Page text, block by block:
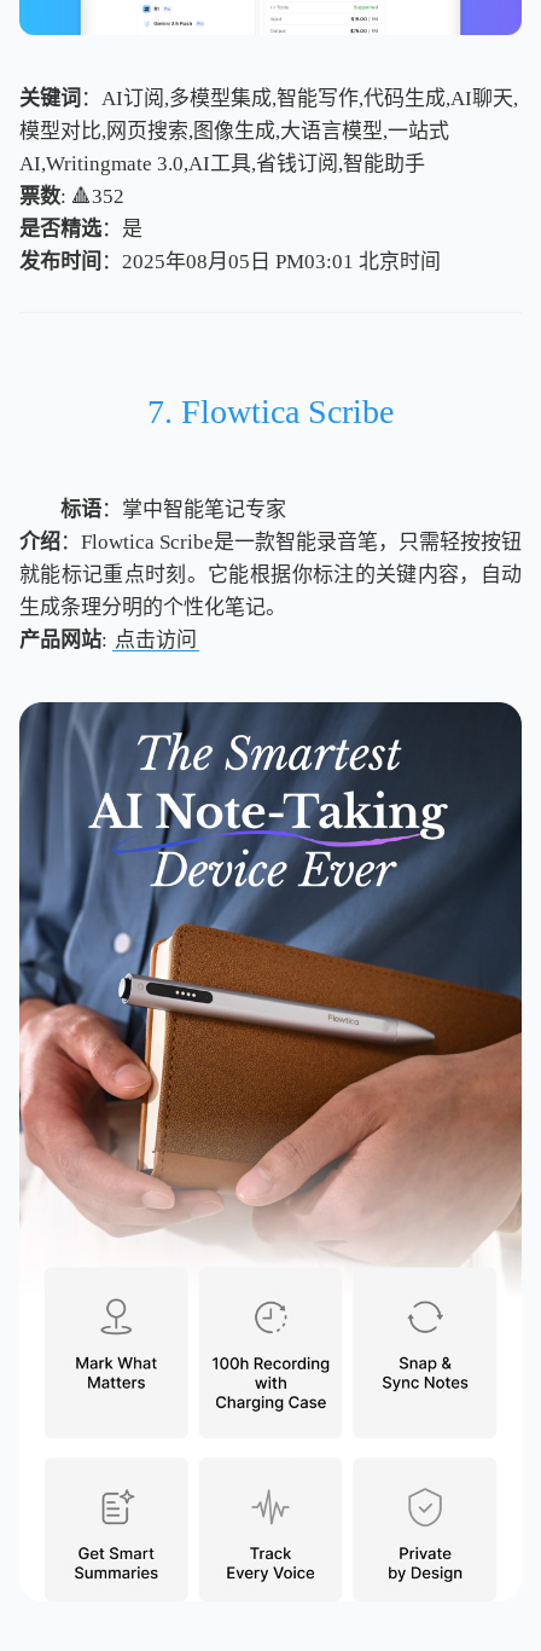
关键词 ：AI订阅,多模型集成,智能写作,代码生成,AI聊天,
模型对比,网页搜索,图像生成,大语言模型,一站式
AI,Writingmate 3.0,AI工具,省钱订阅,智能助手
票数: 🔺352
是否精选：是
发布时间 ：2025年08月05日 PM03:01 北京时间
北京时间
7. Flowtica Scribe
标语：掌中智能笔记专家
介绍：Flowtica Scribe是一款智能录音笔，只需轻按按钮
就能标记重点时刻。它能根据你标注的关键内容，自动
生成条理分明的个性化笔记。
产品网站: 点击访问